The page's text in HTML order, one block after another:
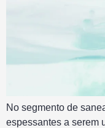
No segmento de
espessantes a serem